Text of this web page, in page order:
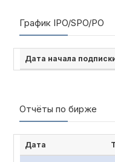
График IPO/SPO/PO
Дата начала
Отчёты по бирже
Дата